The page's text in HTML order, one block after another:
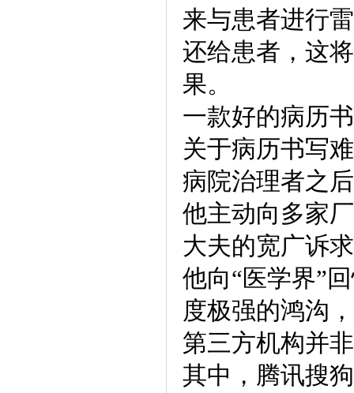
来与患者进行
还给患者，这
果。
一款好的病历
关于病历书写
病院治理者之
他主动向多家
大夫的宽广诉
他向“医学界”
度极强的鸿沟
第三方机构并
其中，腾讯搜